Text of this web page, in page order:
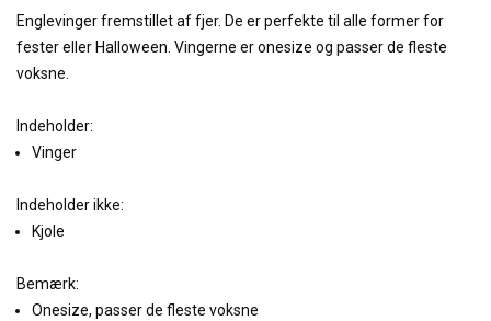
Englevinger fremstillet af fjer. De er perfekte til alle former for
fester eller Halloween. Vingerne er onesize og passer de fleste
voksne.
Indeholder:
Vinger
Indeholder ikke:
Kjole
Bemærk:
Onesize, passer de fleste voksne